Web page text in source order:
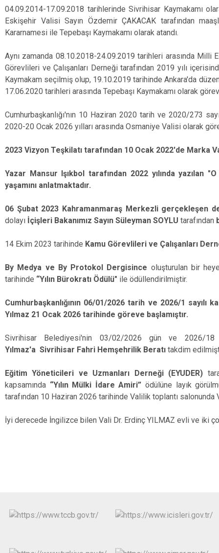
04.09.2014-17.09.2018 tarihlerinde Sivrihisar Kaymakamı
Eskişehir Valisi Sayın Özdemir ÇAKACAK tarafından
Kararnamesi ile Tepebaşı Kaymakamı olarak atandı.
Aynı zamanda 08.10.2018-24.09.2019 tarihleri arasında Milli
Görevlileri ve Çalışanları Derneği tarafından 2019 yılı
Kaymakam seçilmiş olup, 19.10.2019 tarihinde Ankara'da
17.06.2020 tarihleri arasında Tepebaşı Kaymakamı olarak
Cumhurbaşkanlığı'nın 10 Haziran 2020 tarih ve 2020/273
2020-20 Ocak 2026 yılları arasında Osmaniye Valisi olarak
2023 Vizyon Teşkilatı tarafından 10 Ocak 2022'de Marka
Yazar Mansur Işıkbol tarafından 2022 yılında yazılan
yaşamını anlatmaktadır.
06 Şubat 2023 Kahramanmaraş Merkezli gerçekleşen
dolayı İçişleri Bakanımız Sayın Süleyman SOYLU tarafından
14 Ekim 2023 tarihinde Kamu Görevlileri ve Çalışanları
By Medya ve By Protokol Dergisince oluşturulan bir
tarihinde “Yılın Bürokratı Ödülü" ile ödüllendirilmiştir.
Cumhurbaşkanlığının 06/01/2026 tarih ve 2026/1
Yılmaz 21 Ocak 2026 tarihinde göreve başlamıştır.
Sivrihisar Belediyesi'nin 03/02/2026 gün ve 2026/18
Yılmaz'a Sivrihisar Fahri Hemşehrilik Beratı takdim
Eğitim Yöneticileri ve Uzmanları Derneği (EYUDER)
kapsamında “Yılın Mülki İdare Amiri” ödülüne layık
tarafından 10 Haziran 2026 tarihinde Valilik toplantı
İyi derecede İngilizce bilen Vali Dr. Erdinç YILMAZ evli ve iki